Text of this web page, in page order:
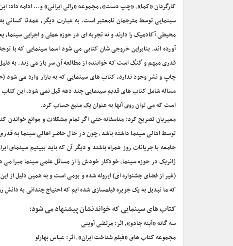
کارگردان «کما»، «چپ دست»، مجموعه «رالی ایرانی» و… ادامه داد:
محیطی آکادمیک را دارند و نه تجربه ای در حوزه عملی و اجرایی
آورده اند. بنابراین خروجی شان کتابی می شود اسما سینمایی که
قدری مبهم و گنگ است که خواننده از مطالعه آن سر باز می زند. به
چاپ و نشر وجود ندارد، کتاب های سینمایی که به بازار وارد می شود
مساله شامل کتاب های قدیم سینمایی چند دهه قبل نمی شود. این کتاب
است که می توان روی آنها به عنوان یک منبع حساب کرد.
توسط اهالی سینما داشته باشد، چون در حال حاضر اهالی سینما به
جامعه با جریانات روز همراه باشند و دیگر آن که باید ببینیم سینمای
ژانریک در حوزه سینما، خودکار خودش را از مسائل علمی سینما مبرا می
(غیر از فضای جشنواره ای) ایزوله شده و بومی است و به همین دلیل
که ما تبدیل به یک جزیره فیلمسازی شده ایم که احتیاج چندانی به
کتاب های سینمایی که خواندنشان پیشنهاد می شود:
سه گانه «آینه جادو»، اثر: مرتضی آوینی
مجموعه کتاب های «فیلم شناخت ایران»، اثر: عباس بهارلو